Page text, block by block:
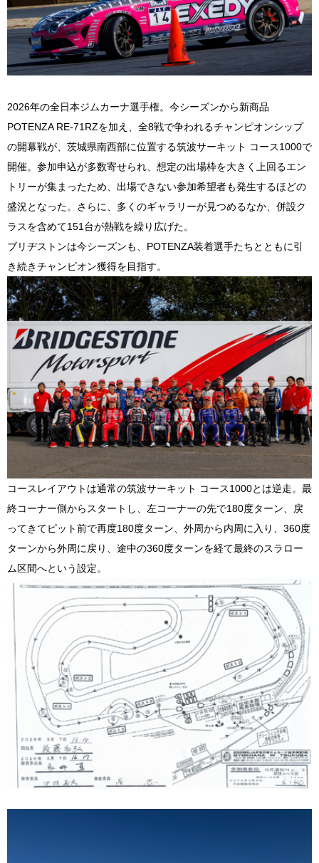
2026年の全日本ジムカーナ選手権。今シーズンから新商品
POTENZA RE-71RZを加え、全8戦で争われるチャンピオンシップ
の開幕戦が、茨城県南西部に位置する筑波サーキット コース1000で
開催。参加申込が多数寄せられ、想定の出場枠を大きく上回るエン
トリーが集まったため、出場できない参加希望者も発生するほどの
盛況となった。さらに、多くのギャラリーが見つめるなか、併設ク
ラスを含めて151台が熱戦を繰り広げた。
ブリヂストンは今シーズンも、POTENZA装着選手たちとともに引
き続きチャンピオン獲得を目指す。
コースレイアウトは通常の筑波サーキット コース1000とは逆走。最
終コーナー側からスタートし、左コーナーの先で180度ターン、戻
ってきてピット前で再度180度ターン、外周から内周に入り、360度
ターンから外周に戻り、途中の360度ターンを経て最終のスラロー
ム区間へという設定。